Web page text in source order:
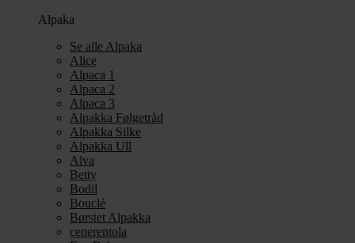
Alpaka
Se alle Alpaka
Alice
Alpaca 1
Alpaca 2
Alpaca 3
Alpakka Følgetråd
Alpakka Silke
Alpakka Ull
Alva
Betty
Bodil
Bouclé
Børstet Alpakka
cenerentola